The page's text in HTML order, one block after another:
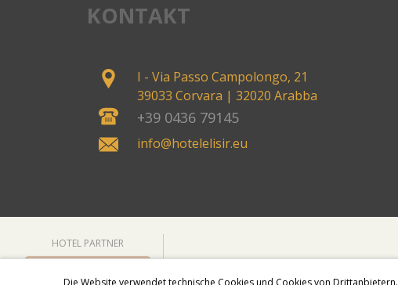
Die Website verwendet technische Cookies und Cookies von Drittanbietern.
KONTAKT
I - Via Passo Campolongo, 21
39033 Corvara | 32020 Arabba
+39 0436 79145
info@hotelelisir.eu
HOTEL PARTNER